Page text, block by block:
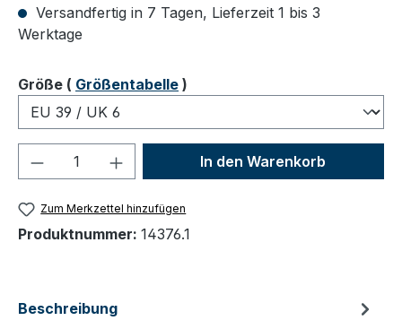
Versandfertig in 7 Tagen, Lieferzeit 1 bis 3
Werktage
Größeauswählen
( Größentabelle )
Produkt Anzahl: Gib denIn den Warenkorb
Zum Merkzettel hinzufügen
Produktnummer: 14376.1
Beschreibung